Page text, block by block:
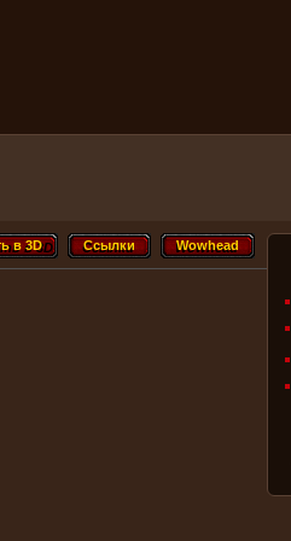
Wowhead
Wowhead
Ссылки
Ссылки
в 3D
в 3D